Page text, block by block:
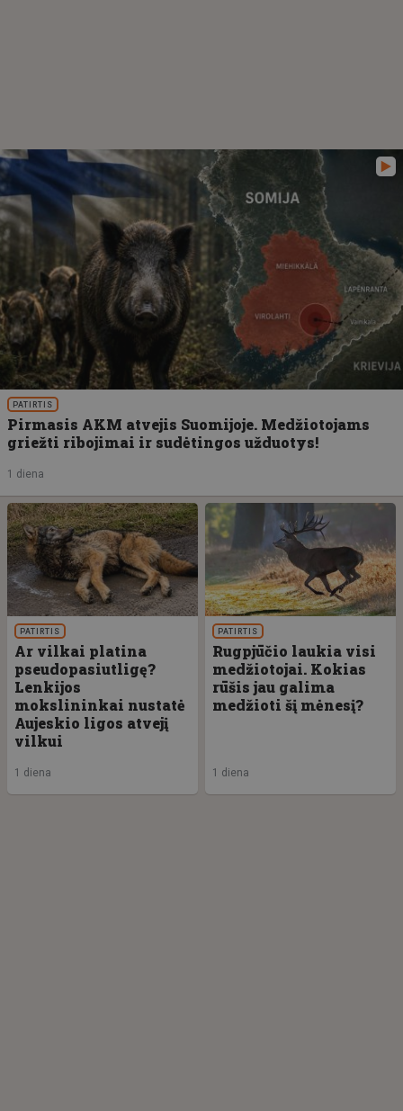
PATIRTIS
Pirmasis AKM atvejis Suomijoje. Medžiotojams
griežti ribojimai ir sudėtingos užduotys!
1 diena
PATIRTIS
Ar vilkai platina
pseudopasiutligę?
Lenkijos
mokslininkai nustatė
Aujeskio ligos atvejį
vilkui
1 diena
PATIRTIS
Rugpjūčio laukia visi
medžiotojai. Kokias
rūšis jau galima
medžioti šį mėnesį?
1 diena